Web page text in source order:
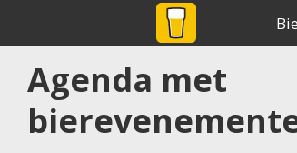
BIER De
Home Agenda
Agenda met